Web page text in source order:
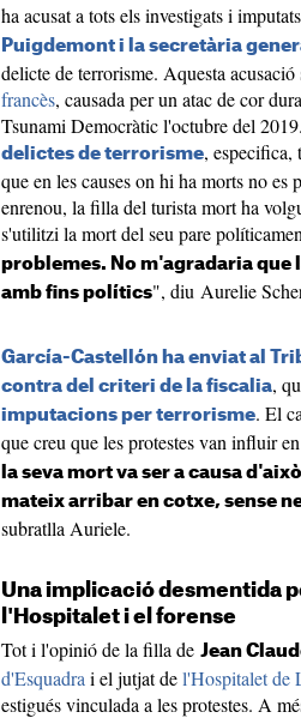
ha acusat a tots els investigats i
Puigdemont i la secretària
delicte de terrorisme. Aquesta acusació
francès, causada per un atac de cor
Tsunami Democràtic l'octubre del
delictes de terrorisme, especifica,
que en les causes on hi ha morts no es
enrenou, la filla del turista mort ha
s'utilitzi la mort del seu pare
problemes. No m'agradaria que
amb fins polítics", diu Aurelie
García-Castellón ha enviat al
contra del criteri de la fiscalia,
imputacions per terrorisme. El
que creu que les protestes van influir
la seva mort va ser a causa
mateix arribar en cotxe, sense
subratlla Auriele.
Una implicació desmentida
l'Hospitalet i el forense
Tot i l'opinió de la filla de Jean
d'Esquadra i el jutjat del'Hospitalet de
estigués vinculada a les protestes. A